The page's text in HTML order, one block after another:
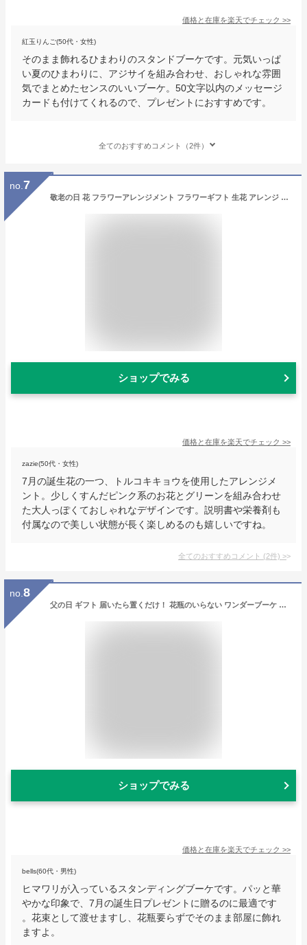
価格と在庫を楽天でチェック >>
紅玉りんご(50代・女性)
そのまま飾れるひまわりのスタンドブーケです。元気いっぱ
い夏のひまわりに、アジサイを組み合わせ、おしゃれな雰囲
気でまとめたセンスのいいブーケ。50文字以内のメッセージ
カードも付けてくれるので、プレゼントにおすすめです。
全てのおすすめコメント（2件）
no. 7
敬老の日 花 フラワーアレンジメント フラワーギフト 生花 アレンジ 誕生日 アレンジメント バラ トルコキキョウ フラワー ギフト ピンク シャビー プレゼント お祝い お礼 送別 展示会 花束 ラワーアレンジ お花 指定日 最強配送 指定日 最強配送 宅配
ショップでみる
価格と在庫を楽天でチェック >>
zazie(50代・女性)
7月の誕生花の一つ、トルコキキョウを使用したアレンジメ
ント。少しくすんだピンク系のお花とグリーンを組み合わせ
た大人っぽくておしゃれなデザインです。説明書や栄養剤も
付属なので美しい状態が長く楽しめるのも嬉しいですね。
全てのおすすめコメント (2件) >
no. 8
父の日 ギフト 届いたら置くだけ！ 花瓶のいらない ワンダーブーケ キュートひまわり スタンディングブーケ 花束 向日葵 ヒマワリ ギフト 誕生日 還暦祝い お見舞 結婚祝い
ショップでみる
価格と在庫を楽天でチェック >>
bells(60代・男性)
ヒマワリが入っているスタンディングブーケです。パッと華
やかな印象で、7月の誕生日プレゼントに贈るのに最適です
。花束として渡せますし、花瓶要らずでそのまま部屋に飾れ
ますよ。